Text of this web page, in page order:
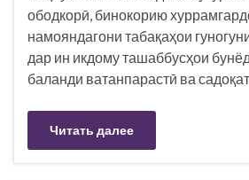
ободкорӣ, бинокорию
намояндагони табақаҳои
дар ин икдому ташаббусҳои
баланди ватанпарастӣ ва
Читать далее